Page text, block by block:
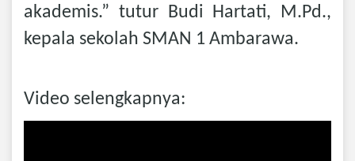
akademis.” tutur Budi Hartati, M.Pd.,
kepala sekolah SMAN 1 Ambarawa.
Video selengkapnya: